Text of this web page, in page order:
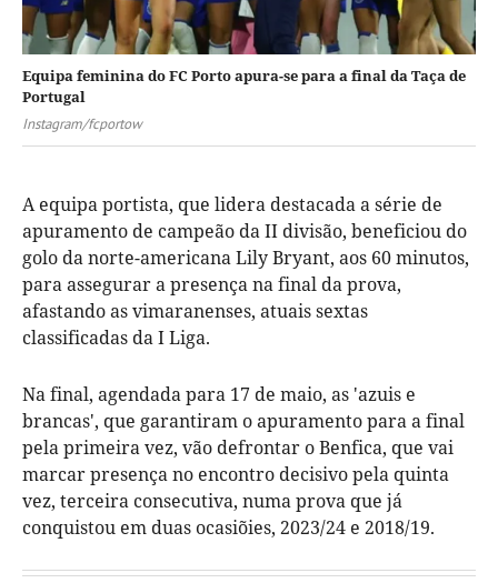
Equipa feminina do FC Porto apura-se para a final da Taça de
Portugal
Instagram/fcportow
A equipa portista, que lidera destacada a série de
apuramento de campeão da II divisão, beneficiou do
golo da norte-americana Lily Bryant, aos 60 minutos,
para assegurar a presença na final da prova,
afastando as vimaranenses, atuais sextas
classificadas da I Liga.
Na final, agendada para 17 de maio, as 'azuis e
brancas', que garantiram o apuramento para a final
pela primeira vez, vão defrontar o Benfica, que vai
marcar presença no encontro decisivo pela quinta
vez, terceira consecutiva, numa prova que já
conquistou em duas ocasiõies, 2023/24 e 2018/19.